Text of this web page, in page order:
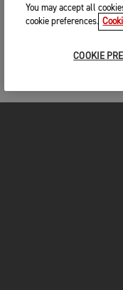
You may accept all
cookie preferences.
COOKIE